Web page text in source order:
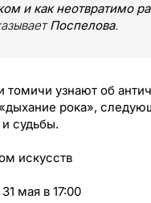
и как неотвратимо
Поспелова.
томичи узнают об
рока»,
судьбы.
искусств
31 мая в 17:00